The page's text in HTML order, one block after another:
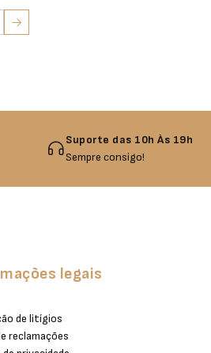
Suporte das 10h Às 19h
Sempre consigo!
legais
de litígios
reclamações